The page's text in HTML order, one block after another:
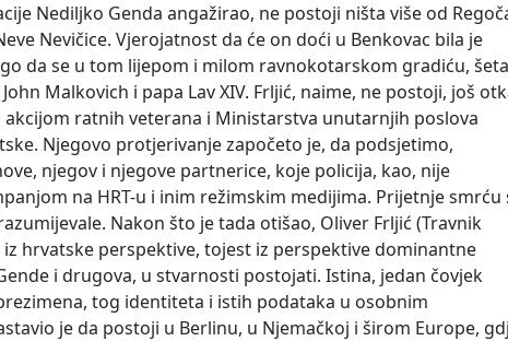
Nediljko Genda angažirao, ne postoji ništa više od
Nevičice. Vjerojatnost da će on doći u Benkovac bila je
da se u tom lijepom i milom ravnokotarskom gradiću,
Malkovich i papa Lav XIV. Frljić, naime, ne postoji, još
ratnih veterana i Ministarstva unutarnjih poslova
Njegovo protjerivanje započeto je, da podsjetimo,
njegov i njegove partnerice, koje policija, kao, nije
na HRT-u i inim režimskim medijima. Prijetnje smrću
Nakon što je tada otišao, Oliver Frljić (Travnik
iz hrvatske perspektive, tojest iz perspektive dominantne
i drugova, u stvarnosti postojati. Istina, jedan čovjek
tog identiteta i istih podataka u osobnim
je da postoji u Berlinu, u Njemačkoj i širom Europe,